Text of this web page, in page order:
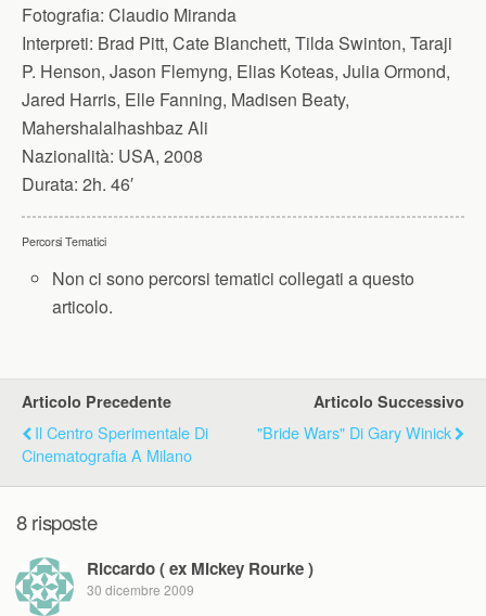
Fotografia: Claudio Miranda
Interpreti: Brad Pitt, Cate Blanchett, Tilda Swinton, Taraji
P. Henson, Jason Flemyng, Elias Koteas, Julia Ormond,
Jared Harris, Elle Fanning, Madisen Beaty,
Mahershalalhashbaz Ali
Nazionalità: USA, 2008
Durata: 2h. 46′
Percorsi Tematici
Non ci sono percorsi tematici collegati a questo
articolo.
Articolo Precedente
Il Centro Sperimentale Di
Cinematografia A Milano
Articolo Successivo
"Bride Wars" Di Gary Winick
8 risposte
Riccardo ( ex Mickey Rourke )
30 dicembre 2009